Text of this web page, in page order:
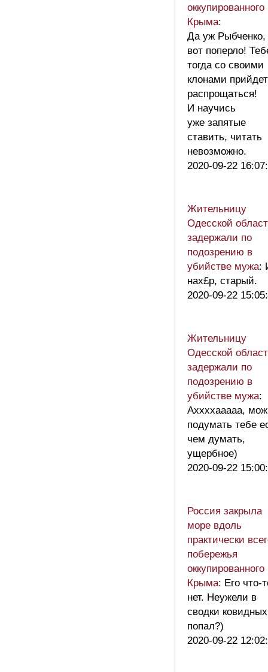
оккупированного
Крыма:
Да уж Рыбченко,
вот поперло!
тогда со своими
клонами
распрощаться!
И научись
уже запятые
ставить, читать
невозможно.
2020-09-22
Жительницу
Одесской
задержали по
подозрению в
убийстве мужа:
нах£р, старый.
2020-09-22
Жительницу
Одесской
задержали по
подозрению в
убийстве мужа:
Аххххааааа,
подумать тебе
чем думать,
ущербное)
2020-09-22
Россия закрыла
море вдоль
практически
побережья
оккупированного
Крыма: Его что-
нет. Неужели в
сводки ковидных
попал?)
2020-09-22